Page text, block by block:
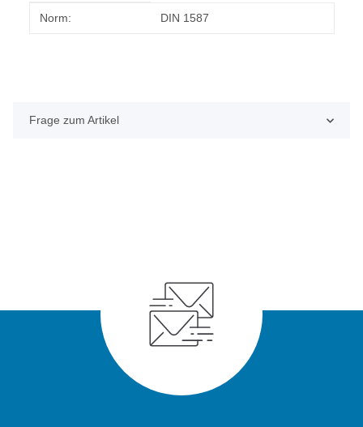
Produkteigenschaft
Wert
Norm: DIN 1587
Frage zum Artikel